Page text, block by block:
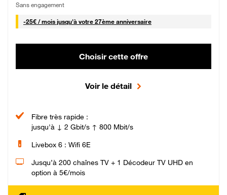
Sans engagement
-25€ / mois25 € par mois
jusqu'à votre 27ème anniversaire
Choisir cette offre
Voir le détail
Fibre très rapide :
jusqu'à ↓ 2 Gbit/s ↑ 800 Mbit/s
Livebox 6 : Wifi 6E
Jusqu’à 200 chaînes TV + 1 Décodeur TV UHD en
option à 5€/mois